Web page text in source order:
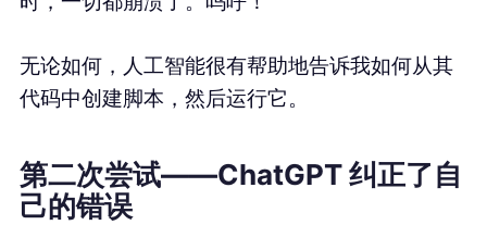
无论如何，人工智能很有帮助地告诉我如何从其
代码中创建脚本，然后运行它。
第二次尝试——ChatGPT 纠正了自
己的错误